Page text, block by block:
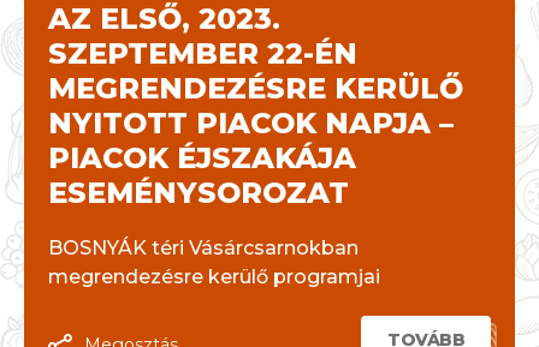
AZ ELSŐ, 2023.
SZEPTEMBER 22-ÉN
MEGRENDEZÉSRE KERÜLŐ
NYITOTT PIACOK NAPJA –
PIACOK ÉJSZAKÁJA
ESEMÉNYSOROZAT
BOSNYÁK téri Vásárcsarnokban
megrendezésre kerülő programjai
TOVÁBB